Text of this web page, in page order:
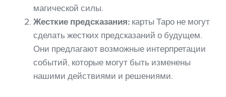
магической силы.
Жесткие предсказания: карты Таро не могут
сделать жестких предсказаний о будущем.
Они предлагают возможные интерпретации
событий, которые могут быть изменены
нашими действиями и решениями.